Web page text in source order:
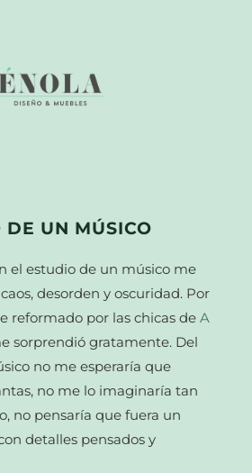
DE UN MÚSICO
el estudio de un músico me
desorden y oscuridad. Por
reformado por las chicas deA
sorprendió gratamente. Del
no me esperaría que
no me lo imaginaría tan
no pensaría que fuera un
detalles pensados y